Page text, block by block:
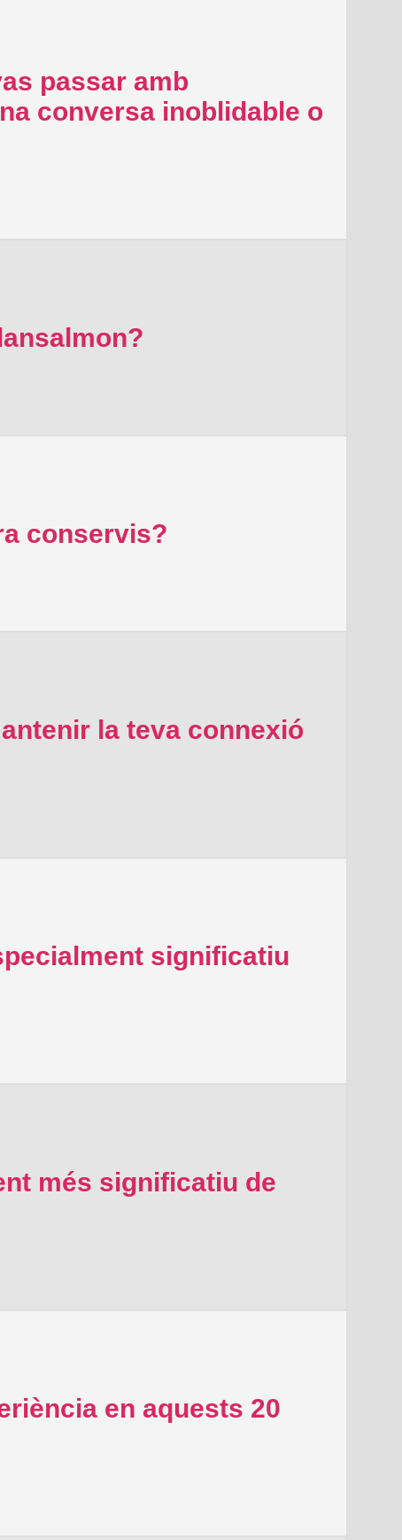
passar amb
conversa inoblidable o
conservis?
la teva connexió
significatiu
més significatiu de
en aquests 20